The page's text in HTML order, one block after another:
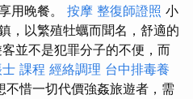
用晚餐。 按摩 整復師證照 小
，以繁殖牡蠣而聞名，舒適的
並不是犯罪分子的不便，而
課程 經絡調理 台中排毒養
不惜一切代價強姦旅遊者，需